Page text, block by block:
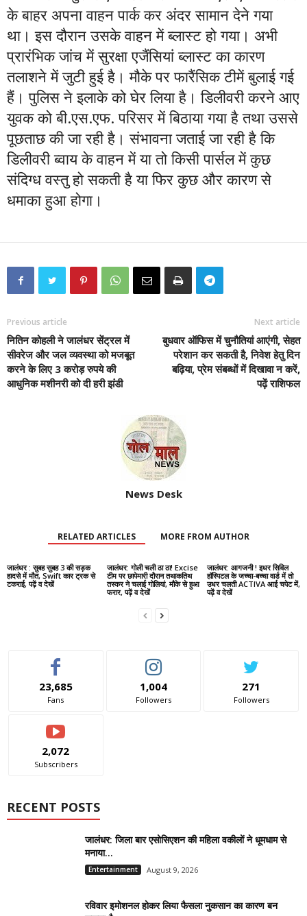
के बाहर अपना वाहन पार्क कर अंदर सामान देने गया
था। इस दौरान उसके वाहन में ब्लास्ट हो गया। अभी
प्रारंभिक जांच में सुरक्षा एजैंसियां ब्लास्ट का कारण
तलाशने में जुटी हुई है। मौके पर फारैंसिक टीमें बुलाई गई
हैं। पुलिस ने इलाके को घेर लिया है। डिलीवरी करने आए
युवक को बी.एस.एफ. परिसर में बिठाया गया है तथा उससे
पूछताछ की जा रही है। संभावना जताई जा रही है कि
डिलीवरी ब्वाय के वाहन में या तो किसी पार्सल में कुछ
संदिग्ध वस्तु हो सकती है या फिर कुछ और कारण से
धमाका हुआ होगा।
Previous article
नितिन कोहली ने जालंधर सेंट्रल में
सीवरेज और जल व्यवस्था को मजबूत
करने के लिए 3 करोड़ रुपये की
आधुनिक मशीनरी को दी हरी झंडी
Next article
बुधवार ऑफिस में चुनौतियां आएंगी, सेहत
परेशान कर सकती है, निवेश हेतु दिन
बढ़िया, प्रेम संबब्धों में दिखावा न करें,
पढ़ें राशिफल
News Desk
RELATED ARTICLES MORE FROM AUTHOR
जालंधर : सुबह सुबह 3 की सड़क
हादसे में मौत, Swift कार ट्रक से
टकराई, पढ़ें व देखें
जालंधर: गोली चली ठा ठा! Excise
टीम पर छापेमारी दौरान तथाकतिथ
तस्कर ने चलाई गोलियां, मौके से हुआ
फरार, पढ़ें व देखें
जालंधर: आगजनी ! इधर सिविल
हॉस्पिटल के जच्चा-बच्चा वार्ड में तो
उधर चलती ACTIVA आई चपेट में,
पढ़ें व देखें
23,685
Fans
1,004
Followers
271
Followers
2,072
Subscribers
RECENT POSTS
जालंधर: जिला बार एसोसिएशन की महिला वकीलों ने धूमधाम से
मनाया...
Entertainment August 9, 2026
रविवार इमोशनल होकर लिया फैसला नुकसान का कारण बन